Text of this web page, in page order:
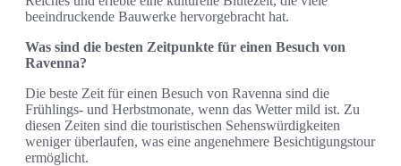
beeindruckende Bauwerke hervorgebracht hat.
Was sind die besten Zeitpunkte für einen Besuch von
Ravenna?
Die beste Zeit für einen Besuch von Ravenna sind die
Frühlings- und Herbstmonate, wenn das Wetter mild ist. Zu
diesen Zeiten sind die touristischen Sehenswürdigkeiten
weniger überlaufen, was eine angenehmere Besichtigungstour
ermöglicht.